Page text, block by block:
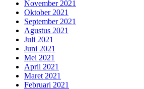
November 2021
Oktober 2021
September 2021
Agustus 2021
Juli 2021
Juni 2021
Mei 2021
April 2021
Maret 2021
Februari 2021